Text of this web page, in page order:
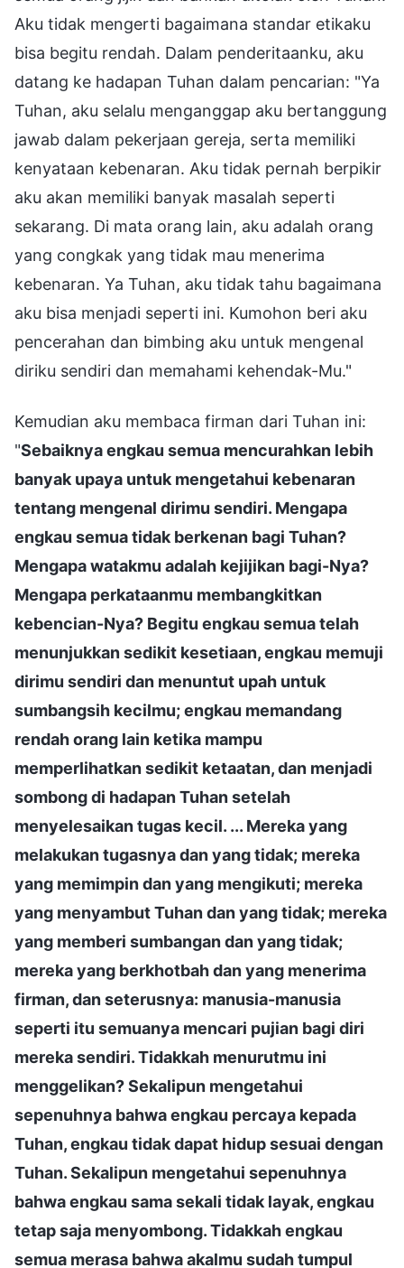
Aku tidak mengerti bagaimana standar etikaku
bisa begitu rendah. Dalam penderitaanku, aku
datang ke hadapan Tuhan dalam pencarian: "Ya
Tuhan, aku selalu menganggap aku bertanggung
jawab dalam pekerjaan gereja, serta memiliki
kenyataan kebenaran. Aku tidak pernah berpikir
aku akan memiliki banyak masalah seperti
sekarang. Di mata orang lain, aku adalah orang
yang congkak yang tidak mau menerima
kebenaran. Ya Tuhan, aku tidak tahu bagaimana
aku bisa menjadi seperti ini. Kumohon beri aku
pencerahan dan bimbing aku untuk mengenal
diriku sendiri dan memahami kehendak-Mu."
Kemudian aku membaca firman dari Tuhan ini:
"Sebaiknya engkau semua mencurahkan lebih
banyak upaya untuk mengetahui kebenaran
tentang mengenal dirimu sendiri. Mengapa
engkau semua tidak berkenan bagi Tuhan?
Mengapa watakmu adalah kejijikan bagi-Nya?
Mengapa perkataanmu membangkitkan
kebencian-Nya? Begitu engkau semua telah
menunjukkan sedikit kesetiaan, engkau memuji
dirimu sendiri dan menuntut upah untuk
sumbangsih kecilmu; engkau memandang
rendah orang lain ketika mampu
memperlihatkan sedikit ketaatan, dan menjadi
sombong di hadapan Tuhan setelah
menyelesaikan tugas kecil. ... Mereka yang
melakukan tugasnya dan yang tidak; mereka
yang memimpin dan yang mengikuti; mereka
yang menyambut Tuhan dan yang tidak; mereka
yang memberi sumbangan dan yang tidak;
mereka yang berkhotbah dan yang menerima
firman, dan seterusnya: manusia-manusia
seperti itu semuanya mencari pujian bagi diri
mereka sendiri. Tidakkah menurutmu ini
menggelikan? Sekalipun mengetahui
sepenuhnya bahwa engkau percaya kepada
Tuhan, engkau tidak dapat hidup sesuai dengan
Tuhan. Sekalipun mengetahui sepenuhnya
bahwa engkau sama sekali tidak layak, engkau
tetap saja menyombong. Tidakkah engkau
semua merasa bahwa akalmu sudah tumpul